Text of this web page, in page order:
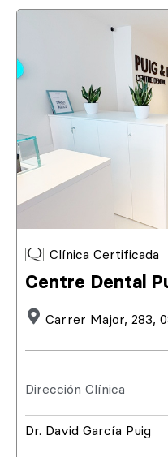
Clínica Certificada
Centre Dental
Carrer Major, 283,
Dirección Clínica
Dr. David García Puig